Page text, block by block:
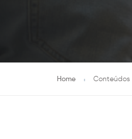
Home Conteúdos